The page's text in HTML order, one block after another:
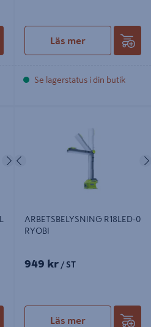
Läs mer
Se lagerstatus i din butik
NästaFöregående
ARBETSBELYSNING R18LED-0
RYOBI
949 kr / ST
Läs mer